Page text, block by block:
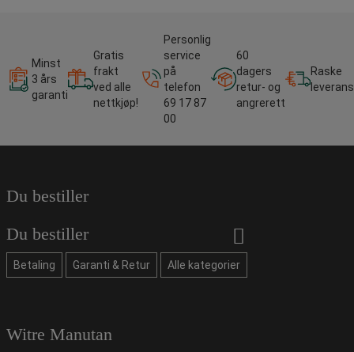
Minst
3 års
garanti
Gratis
frakt
ved alle
nettkjøp!
Personlig
service
på
telefon
69 17 87
00
60
dagers
retur- og
angrerett
Raske
Du bestiller
Du bestiller
Betaling Garanti & Retur Alle kategorier
Witre Manutan